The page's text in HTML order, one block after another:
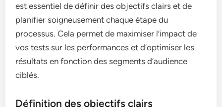
est essentiel de définir des objectifs clairs et de
planifier soigneusement chaque étape du
processus. Cela permet de maximiser l’impact de
vos tests sur les performances et d’optimiser les
résultats en fonction des segments d’audience
ciblés.
Définition des objectifs clairs